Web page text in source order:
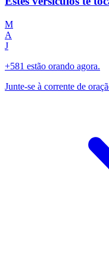
M
A
J
+581 estão orando agora.
Junte-se à corrente de